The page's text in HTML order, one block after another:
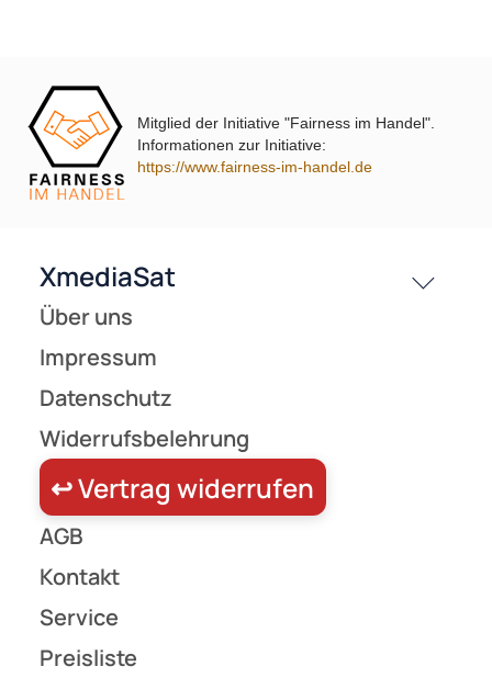
Mitglied der Initiative "Fairness im Handel".
Informationen zur Initiative:
https://www.fairness-im-handel.de
AGB
Kontakt
Service
Preisliste
Versandkosten
Zahlungsarten
Unsere Leistungen